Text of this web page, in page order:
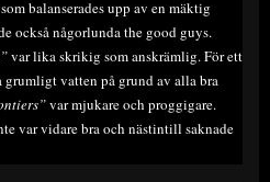
balanserades upp av en mäktig
också någorlunda the good guys.
var lika skrikig som anskrämlig. För ett
grumligt vatten på grund av alla bra
var mjukare och proggigare.
var vidare bra och nästintill saknade